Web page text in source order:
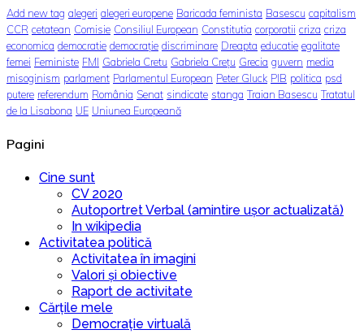
Add new tag alegeri alegeri europene Baricada feminista Basescu capitalism
CCR cetatean Comisie Consiliul European Constitutia corporatii criza criza
economica democratie democrație discriminare Dreapta educatie egalitate
femei Feministe FMI Gabriela Cretu Gabriela Crețu Grecia guvern media
misoginism parlament Parlamentul European Peter Gluck PIB politica psd
putere referendum România Senat sindicate stanga Traian Basescu Tratatul
de la Lisabona UE Uniunea Europeană
Pagini
Cine sunt
CV 2020
Autoportret Verbal (amintire ușor actualizată)
In wikipedia
Activitatea politică
Activitatea în imagini
Valori și obiective
Raport de activitate
Cărțile mele
Democrație virtuală